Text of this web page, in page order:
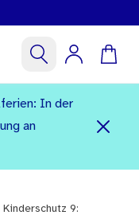
In der
an
9: